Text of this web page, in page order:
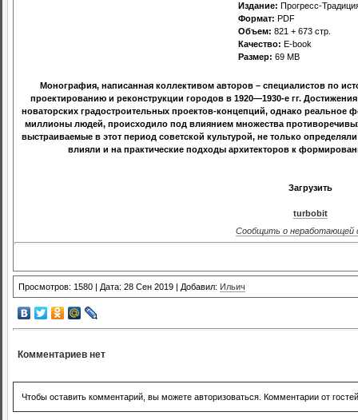
Издание: Прогресс-
Формат: PDF
Объем: 821 + 673 стр.
Качество: E-book
Размер: 69 МВ
Монография, написанная коллективом авторов – специалистов по
проектированию и реконструкции городов в 1920—1930-е гг.
новаторских градостроительных проектов-концепций, однако
миллионы людей, происходило под влиянием множества
выстраиваемые в этот период советской культурой, не только
влияли и на практические подходы архитекторов к
Загрузить
turbobit
Сообщить о неработающей
Просмотров: 1580 | Дата: 28 Сен 2019 | Добавил: Ильич
Комментариев нет
Чтобы оставить комментарий, вы можете авторизоваться. Комментарии от